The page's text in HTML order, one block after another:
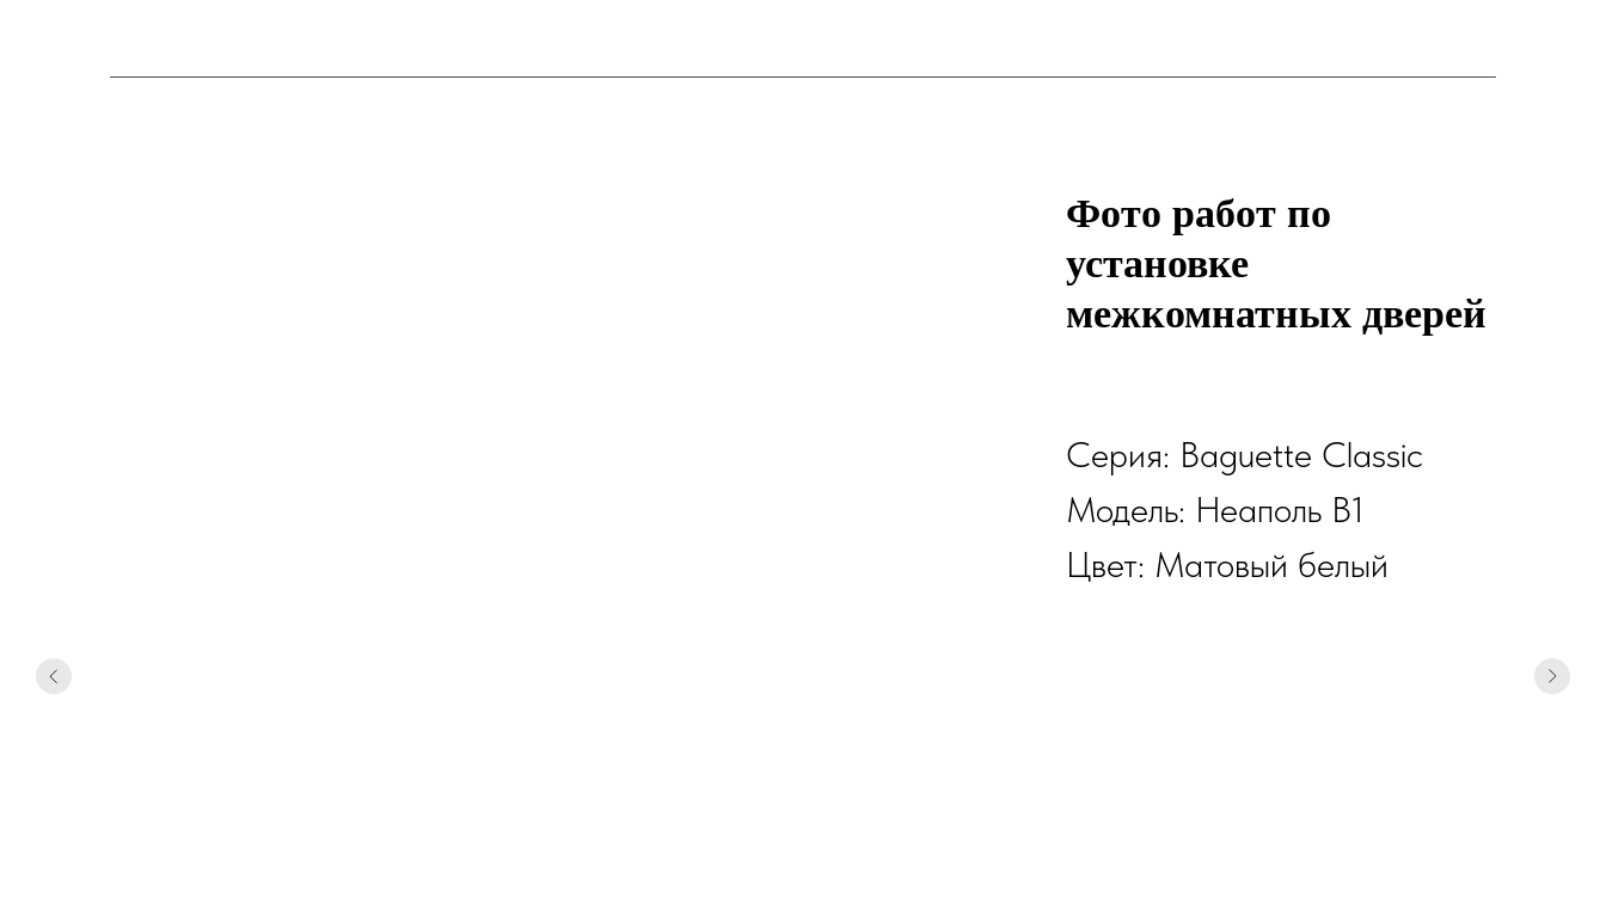
Фото работ по
установке
межкомнатных дверей
Серия: Baguette Classic
Модель: Неаполь В1
Цвет: Матовый белый